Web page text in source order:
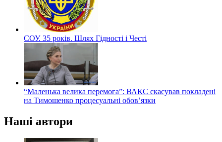
СОУ. 35 років. Шлях Гідності і Честі
“Маленька велика перемога”: ВАКС скасував покладені
на Тимошенко процесуальні обов’язки
Наші автори